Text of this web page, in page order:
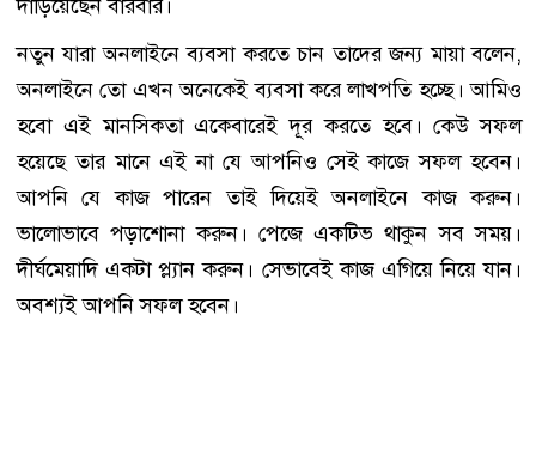
দাঁড়িয়েছেন বারবার।
নতুন যারা অনলাইনে ব্যবসা করতে চান তাদের জন্য মায়া বলেন,
অনলাইনে তো এখন অনেকেই ব্যবসা করে লাখপতি হচ্ছে। আমিও
হবো এই মানসিকতা একেবারেই দূর করতে হবে। কেউ সফল
হয়েছে তার মানে এই না যে আপনিও সেই কাজে সফল হবেন।
আপনি যে কাজ পারেন তাই দিয়েই অনলাইনে কাজ করুন।
ভালোভাবে পড়াশোনা করুন। পেজে একটিভ থাকুন সব সময়।
দীর্ঘমেয়াদি একটা প্ল্যান করুন। সেভাবেই কাজ এগিয়ে নিয়ে যান।
অবশ্যই আপনি সফল হবেন।